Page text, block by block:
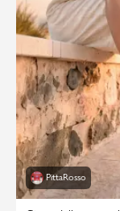
PittaRosso